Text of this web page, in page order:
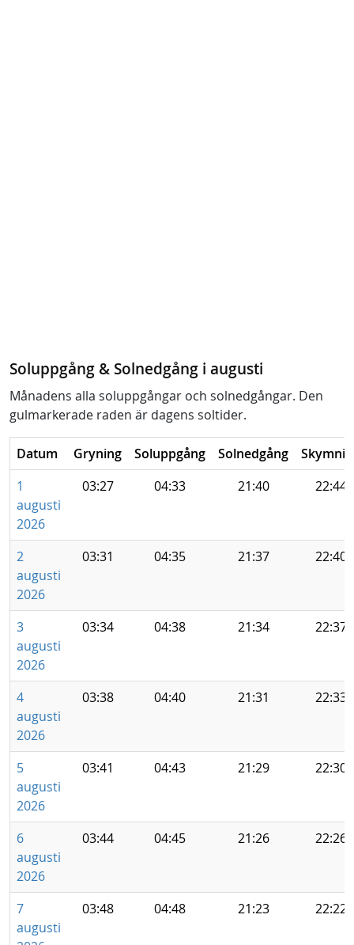
Soluppgång & Solnedgång i augusti
Månadens alla soluppgångar och solnedgångar. Den
gulmarkerade raden är dagens soltider.
Datum Gryning Soluppgång Solnedgång
1
augusti
2026
03:27 04:33 21:40 22:44
2
augusti
2026
03:31 04:35 21:37 22:40
3
augusti
2026
03:34 04:38 21:34 22:37
4
augusti
2026
03:38 04:40 21:31 22:33
5
augusti
2026
03:41 04:43 21:29 22:30
6
augusti
2026
03:44 04:45 21:26 22:26
7
augusti
03:48 04:48 21:23 22:22